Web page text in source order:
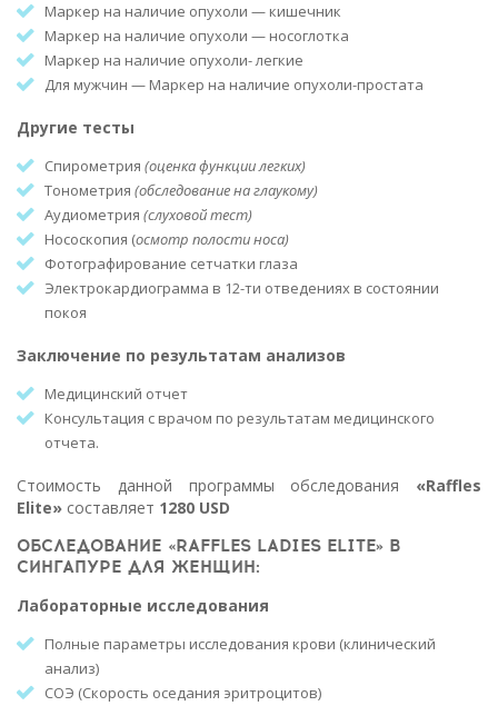
Маркер на наличие опухоли — кишечник
Маркер на наличие опухоли — носоглотка
Маркер на наличие опухоли- легкие
Для мужчин — Маркер на наличие опухоли-простата
Другие тесты
Спирометрия (оценка функции легких)
Тонометрия (обследование на глаукому)
Аудиометрия (слуховой тест)
Нососкопия (осмотр полости носа)
Фотографирование сетчатки глаза
Электрокардиограмма в 12-ти отведениях в состоянии
покоя
Заключение по результатам анализов
Медицинский отчет
Консультация с врачом по результатам медицинского
отчета.
Стоимость данной программы обследования «Raffles
Elite» составляет 1280 USD
ОБСЛЕДОВАНИЕ «RAFFLES LADIES ELITE» В
СИНГАПУРЕ ДЛЯ ЖЕНЩИН:
Лабораторные исследования
Полные параметры исследования крови (клинический
анализ)
СОЭ (Скорость оседания эритроцитов)